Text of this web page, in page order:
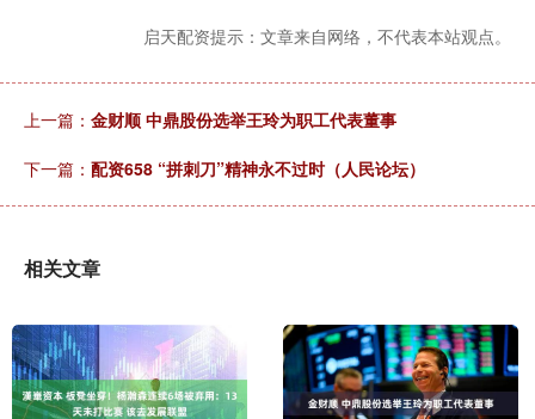
启天配资提示：文章来自网络，不代表本站观点。
上一篇： 金财顺 中鼎股份选举王玲为职工代表董事
下一篇： 配资658 “拼刺刀”精神永不过时（人民论坛）
相关文章